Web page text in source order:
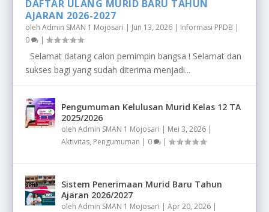
DAFTAR ULANG MURID BARU TAHUN
AJARAN 2026-2027
olehAdmin SMAN 1 Mojosari | Jun 13, 2026 | Informasi PPDB |
0
|
Selamat datang calon pemimpin bangsa ! Selamat dan
sukses bagi yang sudah diterima menjadi...
Pengumuman Kelulusan Murid Kelas 12 TA
2025/2026
olehAdmin SMAN 1 Mojosari | Mei 3, 2026 |
Aktivitas, Pengumuman | 0 |
Sistem Penerimaan Murid Baru Tahun
Ajaran 2026/2027
olehAdmin SMAN 1 Mojosari |Apr 20, 2026 |